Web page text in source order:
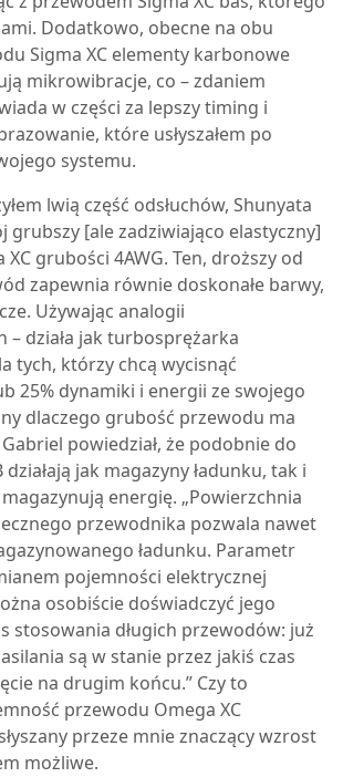
Dodatkowo, obecne na obu
Sigma XC elementy karbonowe
mikrowibracje, co – zdaniem
w części za lepszy timing i
które usłyszałem po
systemu.
lwią część odsłuchów, Shunyata
grubszy [ale zadziwiająco elastyczny]
XC grubości 4AWG. Ten, droższy od
zapewnia równie doskonałe barwy,
Używając analogii
– działa jak turbosprężarka
tych, którzy chcą wycisnąć
25% dynamiki i energii ze swojego
dlaczego grubość przewodu ma
powiedział, że podobnie do
działają jak magazyny ładunku, tak i
energię. „Powierzchnia
przewodnika pozwala nawet
ładunku. Parametr
pojemności elektrycznej
osobiście doświadczyć jego
stosowania długich przewodów: już
są w stanie przez jakiś czas
na drugim końcu.” Czy to
przewodu Omega XC
przeze mnie znaczący wzrost
możliwe.